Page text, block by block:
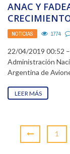
ANAC Y
NOTICIAS 1774
22/04/2019 00:52
Administración
Argentina de
LEER MÁS
1